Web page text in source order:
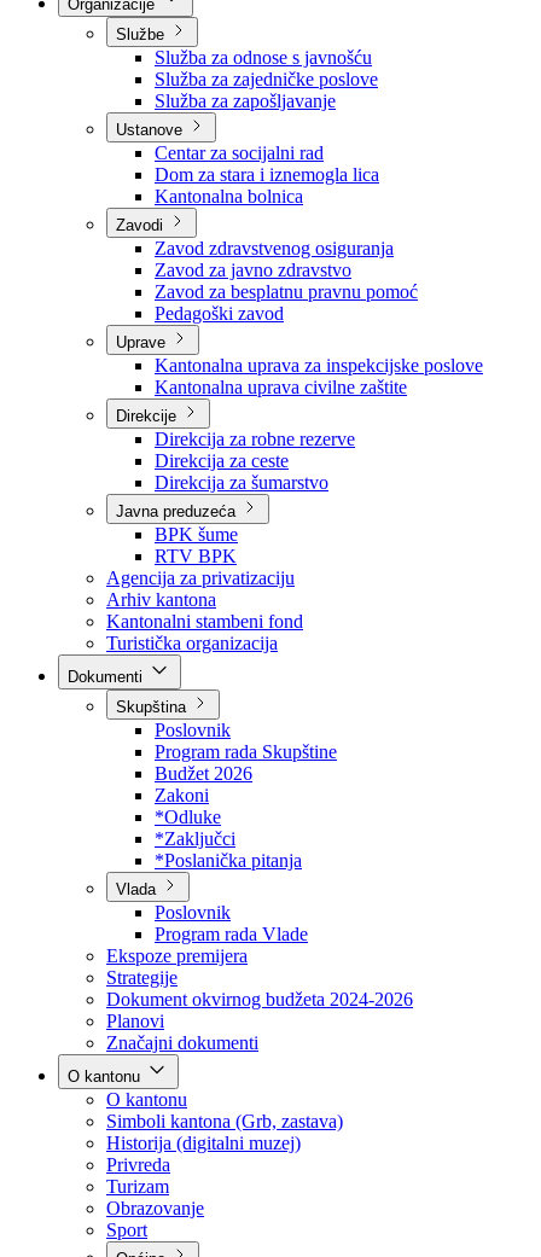
Nadležnosti
Sjednice Vlade
Službe
Služba za odnose s javnošću
Služba za zajedničke poslove
Služba za zapošljavanje
Ustanove
Centar za socijalni rad
Dom za stara i iznemogla lica
Kantonalna bolnica
Zavodi
Zavod zdravstvenog osiguranja
Zavod za javno zdravstvo
Zavod za besplatnu pravnu pomoć
Pedagoški zavod
Uprave
Kantonalna uprava za inspekcijske poslove
Kantonalna uprava civilne zaštite
Direkcije
Direkcija za robne rezerve
Direkcija za ceste
Direkcija za šumarstvo
Javna preduzeća
BPK šume
RTV BPK
Agencija za privatizaciju
Arhiv kantona
Kantonalni stambeni fond
Turistička organizacija
Skupština
Poslovnik
Program rada Skupštine
Budžet 2026
Zakoni
*Odluke
*Zaključci
*Poslanička pitanja
Vlada
Poslovnik
Program rada Vlade
Ekspoze premijera
Strategije
Dokument okvirnog budžeta 2024-2026
Planovi
Značajni dokumenti
O kantonu
O kantonu
Simboli kantona (Grb, zastava)
Historija (digitalni muzej)
Privreda
Turizam